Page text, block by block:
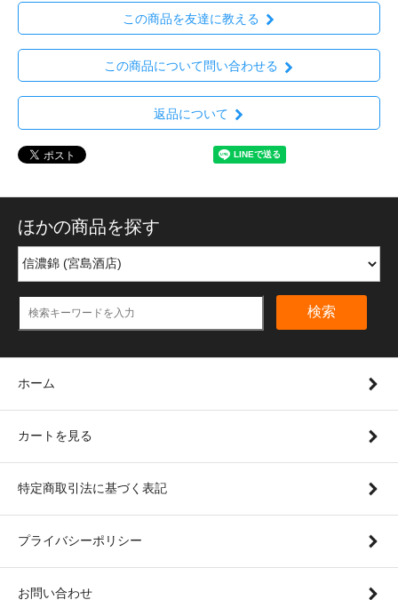
この商品を友達に教える
この商品について問い合わせる
返品について
ほかの商品を探す
検索
ホーム
カートを見る
特定商取引法に基づく表記
プライバシーポリシー
お問い合わせ